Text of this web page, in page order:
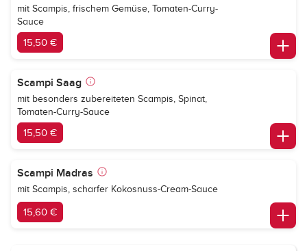
mit Scampis, frischem Gemüse, Tomaten-Curry-
Sauce
15,50 €
Scampi Saag
mit besonders zubereiteten Scampis, Spinat,
Tomaten-Curry-Sauce
15,50 €
Scampi Madras
mit Scampis, scharfer Kokosnuss-Cream-Sauce
15,60 €